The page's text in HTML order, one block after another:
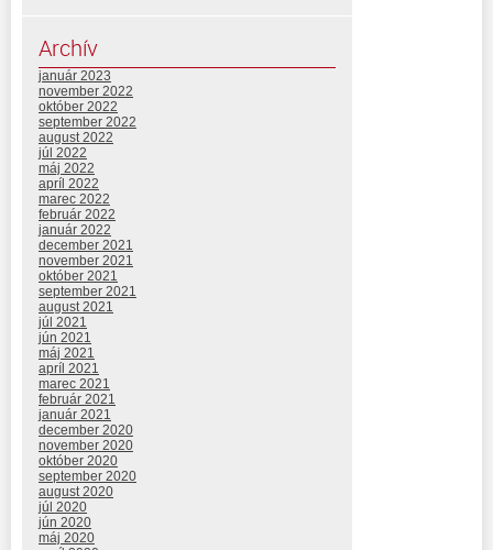
Archív
január 2023
november 2022
október 2022
september 2022
august 2022
júl 2022
máj 2022
apríl 2022
marec 2022
február 2022
január 2022
december 2021
november 2021
október 2021
september 2021
august 2021
júl 2021
jún 2021
máj 2021
apríl 2021
marec 2021
február 2021
január 2021
december 2020
november 2020
október 2020
september 2020
august 2020
júl 2020
jún 2020
máj 2020